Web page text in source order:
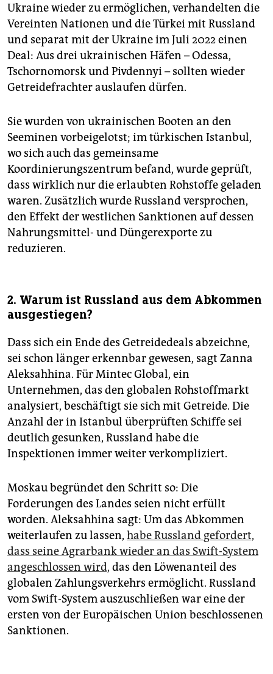
Ukraine wieder zu ermöglichen, verhandelten die
Vereinten Nationen und die Türkei mit Russland
und separat mit der Ukraine im Juli 2022 einen
Deal: Aus drei ukrainischen Häfen – Odessa,
Tschornomorsk und Pivdennyi – sollten wieder
Getreidefrachter auslaufen dürfen.
Sie wurden von ukrainischen Booten an den
Seeminen vorbeigelotst; im türkischen Istanbul,
wo sich auch das gemeinsame
Koordinierungszentrum befand, wurde geprüft,
dass wirklich nur die erlaubten Rohstoffe geladen
waren. Zusätzlich wurde Russland versprochen,
den Effekt der westlichen Sanktionen auf dessen
Nahrungsmittel- und Düngerexporte zu
reduzieren.
2. Warum ist Russland aus dem Abkommen
ausgestiegen?
Dass sich ein Ende des Getreidedeals abzeichne,
sei schon länger erkennbar gewesen, sagt Zanna
Aleksahhina. Für Mintec Global, ein
Unternehmen, das den globalen Rohstoffmarkt
analysiert, beschäftigt sie sich mit Getreide. Die
Anzahl der in Istanbul überprüften Schiffe sei
deutlich gesunken, Russland habe die
Inspektionen immer weiter verkompliziert.
Moskau begründet den Schritt so: Die
Forderungen des Landes seien nicht erfüllt
worden. Aleksahhina sagt: Um das Abkommen
weiterlaufen zu lassen, habe Russland gefordert,
dass seine Agrarbank wieder an das Swift-System
angeschlossen wird, das den Löwenanteil des
globalen Zahlungsverkehrs ermöglicht. Russland
vom Swift-System auszuschließen war eine der
ersten von der Europäischen Union beschlossenen
Sanktionen.